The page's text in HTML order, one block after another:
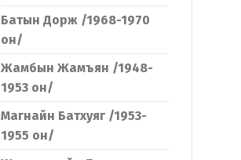
Батын Дорж /1968-1970
он/
Жамбын Жамъян /1948-
1953 он/
Магнайн Батхуяг /1953-
1955 он/